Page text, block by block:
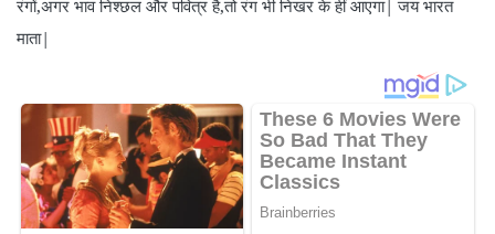
रंगों,अगर भाव निश्छल और पवित्र है,तो रंग भी निखर के हीं आएगा| जय भारत
माता|